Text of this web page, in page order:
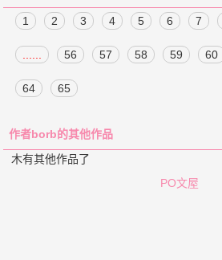
1 2 3 4 5 6 7
56 57 58 59 60
64 65
作者borb的其他作品
木有其他作品了
PO文屋